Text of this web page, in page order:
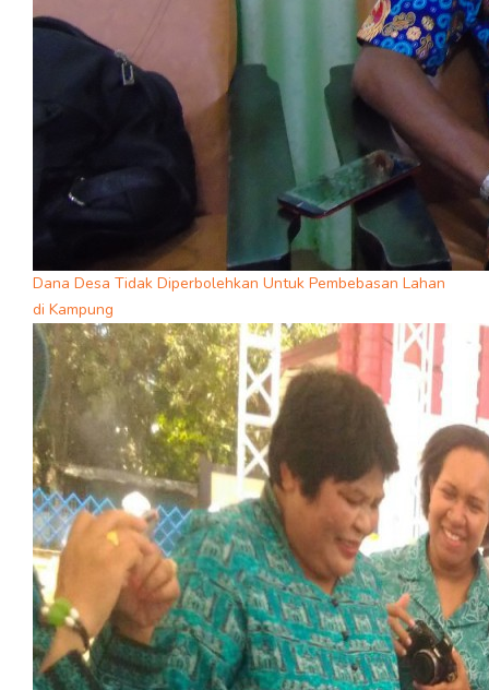
Dana Desa Tidak Diperbolehkan Untuk Pembebasan Lahan
di Kampung